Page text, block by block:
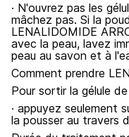
· N'ouvrez pas les
mâchez pas. Si la
LENALIDOMIDE
avec la peau, lavez
peau au savon et à
Comment prendre
Pour sortir la gélule
· appuyez seulement
la pousser au travers